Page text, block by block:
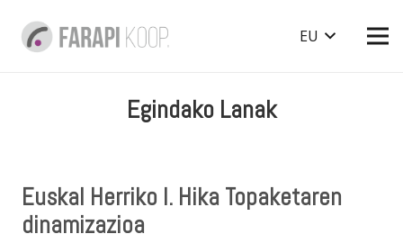
EU
Egindako Lanak
Euskal Herriko I. Hika Topaketaren
dinamizazioa